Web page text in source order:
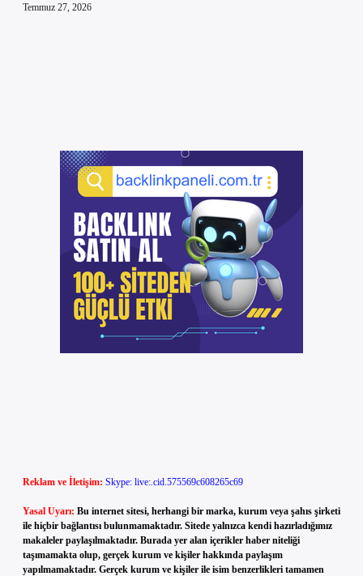
Temmuz 27, 2026
Reklam ve İletişim: Skype: live:.cid.575569c608265c69
Yasal Uyarı: Bu internet sitesi, herhangi bir marka, kurum veya şahıs şirketi
ile hiçbir bağlantısı bulunmamaktadır. Sitede yalnızca kendi hazırladığımız
makaleler paylaşılmaktadır. Burada yer alan içerikler haber niteliği
taşımamakta olup, gerçek kurum ve kişiler hakkında paylaşım
yapılmamaktadır. Gerçek kurum ve kişiler ile isim benzerlikleri tamamen